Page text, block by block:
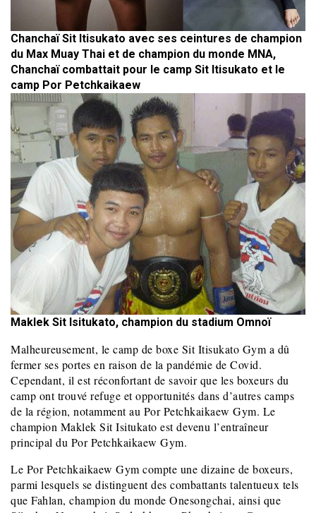
Chanchaï Sit Itisukato avec ses ceintures de champion
du Max Muay Thai et de champion du monde MNA,
Chanchaï combattait pour le camp Sit Itisukato et le
camp Por Petchkaikaew
Maklek Sit Isitukato, champion du stadium Omnoï
Malheureusement, le camp de boxe Sit Itisukato Gym a dû
fermer ses portes en raison de la pandémie de Covid.
Cependant, il est réconfortant de savoir que les boxeurs du
camp ont trouvé refuge et opportunités dans d’autres camps
de la région, notamment au Por Petchkaikaew Gym. Le
champion Maklek Sit Isitukato est devenu l’entraîneur
principal du Por Petchkaikaew Gym.
Le Por Petchkaikaew Gym compte une dizaine de boxeurs,
parmi lesquels se distinguent des combattants talentueux tels
que Fahlan, champion du monde Onesongchai, ainsi que